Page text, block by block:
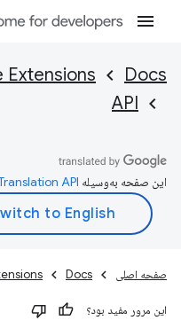
Docs
Extensions
API
این صفحه به‌وسیله
صفحه اصلی Docs
این مرور مفید بود؟